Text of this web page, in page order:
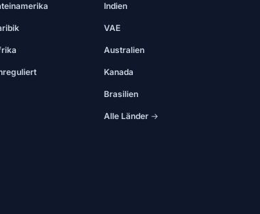
Indien
VAE
Australien
Kanada
Brasilien
Alle Länder →